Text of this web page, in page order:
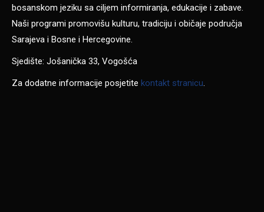
bosanskom jeziku sa ciljem informiranja, edukacije i zabave.
Naši programi promovišu kulturu, tradiciju i običaje područja
Sarajeva i Bosne i Hercegovine.
Sjedište: Jošanička 33, Vogošća
Za dodatne informacije posjetite kontakt stranicu.